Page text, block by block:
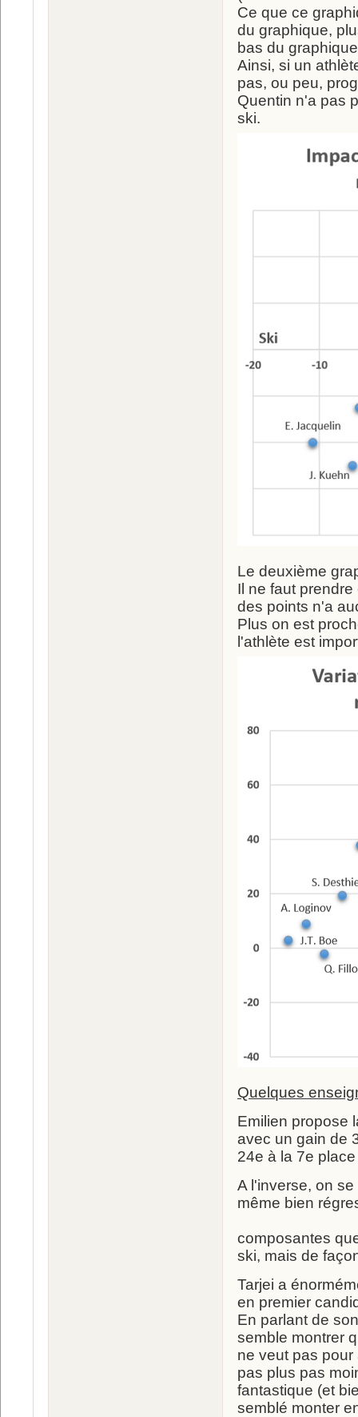
Ce que ce
du graphique,
bas du
Ainsi, si un
pas, ou peu,
Quentin n'a pas
ski.
Le deuxième
Il ne faut
des points n'a
Plus on est
l'athlète est
Quelques
Emilien propose
avec un gain de
24e à la 7e
A l'inverse, on
même bien
composantes
ski, mais de
Tarjei a
en premier
En parlant de
semble montrer
ne veut pas
pas plus pas
fantastique (et
semblé monter